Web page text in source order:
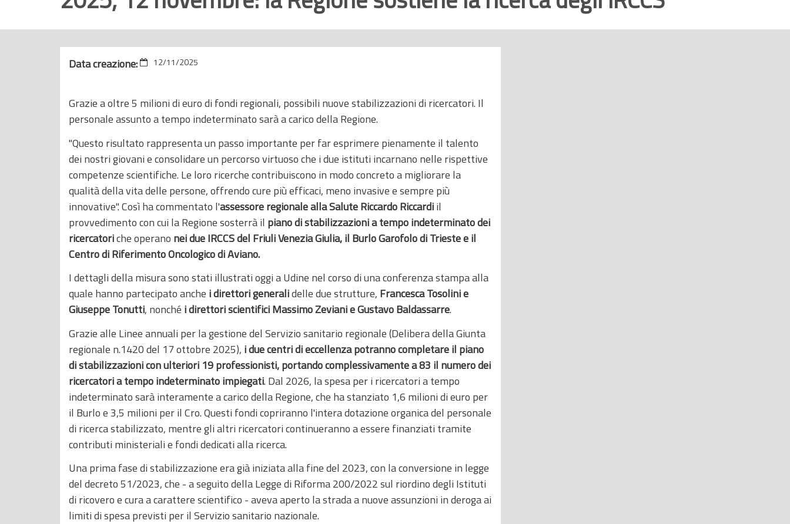
i
Data creazione: 12/11/2025
Grazie a oltre 5 milioni di euro di fondi regionali, possibili nuove stabilizzazioni di ricercatori. Il
personale assunto a tempo indeterminato sarà a carico della Regione.
"Questo risultato rappresenta un passo importante per far esprimere pienamente il talento
dei nostri giovani e consolidare un percorso virtuoso che i due istituti incarnano nelle rispettive
competenze scientifiche. Le loro ricerche contribuiscono in modo concreto a migliorare la
qualità della vita delle persone, offrendo cure più efficaci, meno invasive e sempre più
innovative". Così ha commentato l'assessore regionale alla Salute Riccardo Riccardiil
provvedimento con cui la Regione sosterrà il piano di stabilizzazioni a tempo indeterminato dei
ricercatoriche operano nei due IRCCS del Friuli Venezia Giulia, il Burlo Garofolo di Trieste e il
Centro di Riferimento Oncologico di Aviano.
I dettagli della misura sono stati illustrati oggi a Udine nel corso di una conferenza stampa alla
quale hanno partecipato anche i direttori generalidelle due strutture, Francesca Tosolini e
Giuseppe Tonutti, nonché i direttori scientificiMassimo Zeviani e Gustavo Baldassarre.
Grazie alle Linee annuali per la gestione del Servizio sanitario regionale (Delibera della Giunta
regionale n.1420 del 17 ottobre 2025), i due centri di eccellenza potranno completare il piano
di stabilizzazioni con ulteriori 19 professionisti, portando complessivamente a 83 il numero dei
ricercatori a tempo indeterminato impiegati. Dal 2026, la spesa per i ricercatori a tempo
indeterminato sarà interamente a carico della Regione, che ha stanziato 1,6 milioni di euro per
il Burlo e 3,5 milioni per il Cro. Questi fondi copriranno l'intera dotazione organica del personale
di ricerca stabilizzato, mentre gli altri ricercatori continueranno a essere finanziati tramite
contributi ministeriali e fondi dedicati alla ricerca.
Una prima fase di stabilizzazione era già iniziata alla fine del 2023, con la conversione in legge
del decreto 51/2023, che - a seguito della Legge di Riforma 200/2022 sul riordino degli Istituti
di ricovero e cura a carattere scientifico - aveva aperto la strada a nuove assunzioni in deroga ai
limiti di spesa previsti per il Servizio sanitario nazionale.